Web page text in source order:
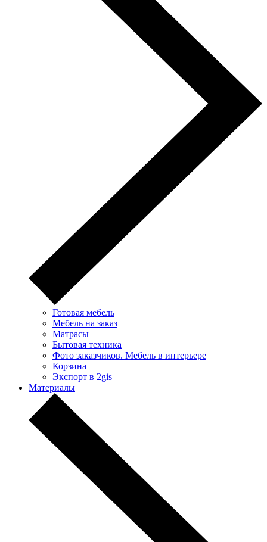
Готовая мебель
Мебель на заказ
Матрасы
Бытовая техника
Фото заказчиков. Мебель в интерьере
Корзина
Экспорт в 2gis
Материалы